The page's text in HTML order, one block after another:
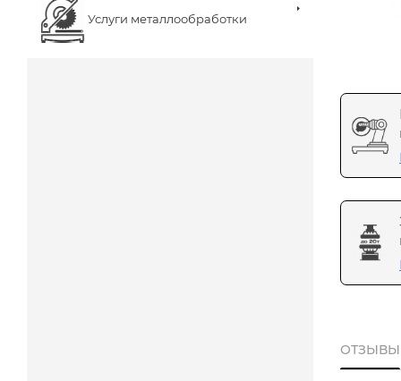
Услуги металлообработки
ОТЗЫВЫ